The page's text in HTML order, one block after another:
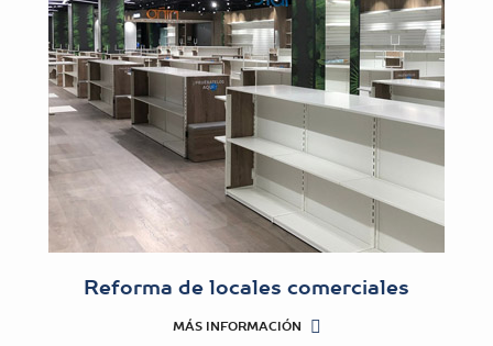
Reforma de locales comerciales
MÁS INFORMACIÓN